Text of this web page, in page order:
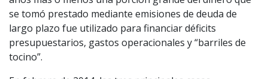
se tomó prestado mediante emisiones de deuda de
largo plazo fue utilizado para financiar déficits
presupuestarios, gastos operacionales y “barriles de
tocino”.